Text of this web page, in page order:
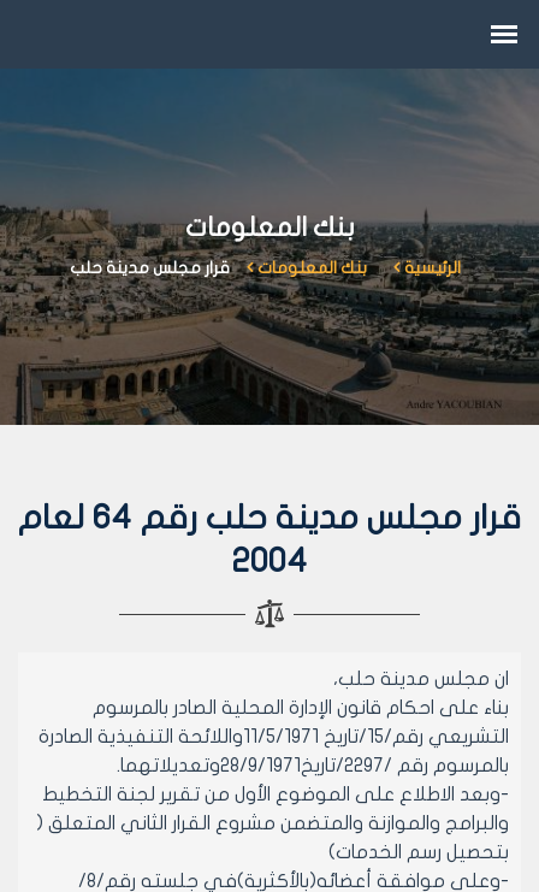
بنك المعلومات
الرئيسية بنك المعلومات قرار مجلس مدينة حلب
قرار مجلس مدينة حلب رقم 64 لعام
2004
ان مجلس مدينة حلب،
بناء على احكام قانون الإدارة المحلية الصادر بالمرسوم
التشريعي رقم/15/تاريخ 11/5/1971واللائحة التنفيذية الصادرة
بالمرسوم رقم /2297/تاريخ28/9/1971وتعديلاتهما.
-وبعد الاطلاع على الموضوع الأول من تقرير لجنة التخطيط
والبرامج والموازنة والمتضمن مشروع القرار الثاني المتعلق (
بتحصيل رسم الخدمات)
-وعلى موافقة أعضائه(بالأكثرية)في جلسته رقم/8/